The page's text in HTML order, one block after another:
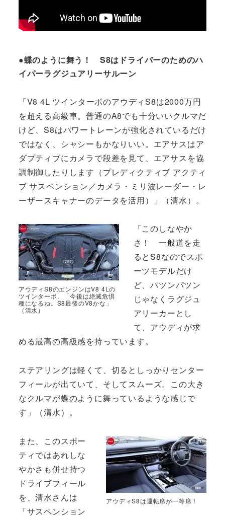
●蝶のように舞う！ S8はドライバーのためのハ
イパーラグジュアリーサルーン
「V8 4L ツインターボのアウディS8は2000万円
を超える高級車。普通のA8でも十分いいクルマだ
けど、S8はパワートレーンが強化されているだけ
ではなく、シャシーもかなりいい。エアサスはア
ダプティブにカメラで段差を見て、エアサスを協
調制御したりします（プレディクティブ アクティ
ブ サスペンション／カメラ・ミリ波レーダー・レ
ーザースキャナーのデータを活用）」（清水）。
アウディS8のエンジンはV8 4Lの
ツインターボ。「今後は絶滅危惧
種になるね。S8最後のV8かな」
（清水）
「このしなやか
さ！ 一般道を走
るとS8なのでスポ
ーツモデルだけ
ど、パツンパツン
じゃなくラグジュ
アリーカーとし
て、アウディが求
める最高の高級感を持っています。
ステアリングは軽くて、切るとしっかりセンター
フィールが出ていて、そしてスムーズ。この大き
なクルマが蝶のように舞っているような感じで
す」（清水）。
アウディS8は運転席が一等席！
また、このスポー
ティではあれしな
やかさも併せ持つ
ドライブフィール
を、清水さんは
「サスペンション